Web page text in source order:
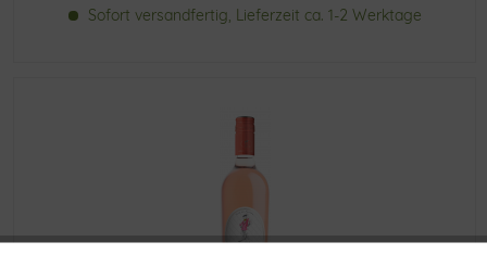
Sofort versandfertig, Lieferzeit ca. 1-2 Werktage